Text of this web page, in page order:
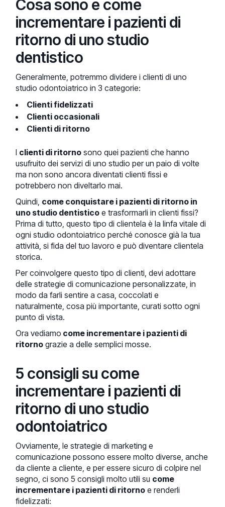
Cosa sono e come
incrementare i pazienti di
ritorno di uno studio
dentistico
Generalmente, potremmo dividere i clienti di uno
studio odontoiatrico in 3 categorie:
Clienti fidelizzati
Clienti occasionali
Clienti di ritorno
I clienti di ritorno sono quei pazienti che hanno
usufruito dei servizi di uno studio per un paio di volte
ma non sono ancora diventati clienti fissi e
potrebbero non diveltarlo mai.
Quindi, come conquistare i pazienti di ritorno in
uno studio dentistico e trasformarli in clienti fissi?
Prima di tutto, questo tipo di clientela è la linfa vitale di
ogni studio odontoiatrico perché conosce già la tua
attività, si fida del tuo lavoro e può diventare clientela
storica.
Per coinvolgere questo tipo di clienti, devi adottare
delle strategie di comunicazione personalizzate, in
modo da farli sentire a casa, coccolati e
naturalmente, cosa più importante, curati sotto ogni
punto di vista.
Ora vediamo come incrementare i pazienti di
ritorno grazie a delle semplici mosse.
5 consigli su come
incrementare i pazienti di
ritorno di uno studio
odontoiatrico
Ovviamente, le strategie di marketing e
comunicazione possono essere molto diverse, anche
da cliente a cliente, e per essere sicuro di colpire nel
segno, ci sono 5 consigli molto utili su come
incrementare i pazienti di ritorno e renderli
fidelizzati: